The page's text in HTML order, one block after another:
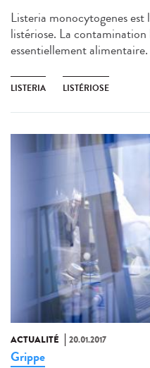
Listeria monocytogenes
listériose. La
essentiellement alimentaire.
LISTERIA LISTÉRIOSE
ACTUALITÉ 20.01.2017
Grippe